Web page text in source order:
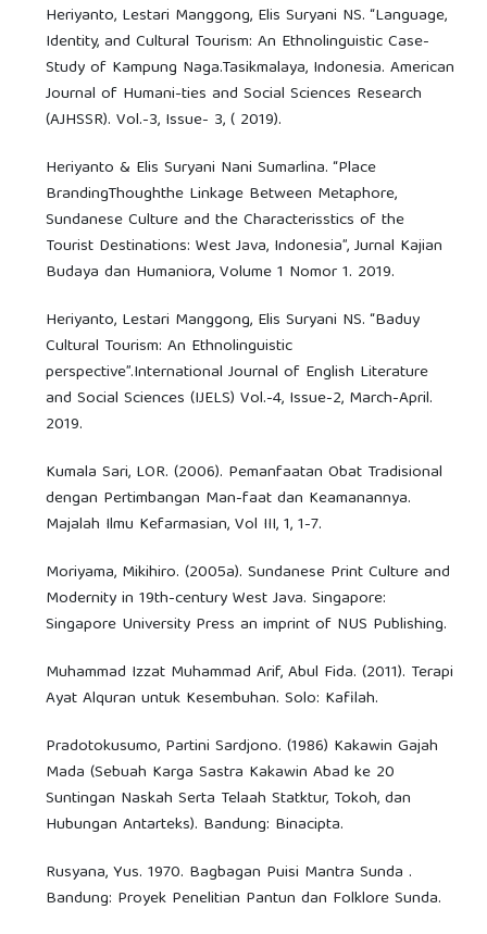
Heriyanto, Lestari Manggong, Elis Suryani NS. “Language,
Identity, and Cultural Tourism: An Ethnolinguistic Case-
Study of Kampung Naga.Tasikmalaya, Indonesia. American
Journal of Humani-ties and Social Sciences Research
(AJHSSR). Vol.-3, Issue- 3, ( 2019).
Heriyanto & Elis Suryani Nani Sumarlina. “Place
BrandingThoughthe Linkage Between Metaphore,
Sundanese Culture and the Characterisstics of the
Tourist Destinations: West Java, Indonesia”, Jurnal Kajian
Budaya dan Humaniora, Volume 1 Nomor 1. 2019.
Heriyanto, Lestari Manggong, Elis Suryani NS. “Baduy
Cultural Tourism: An Ethnolinguistic
perspective”.International Journal of English Literature
and Social Sciences (IJELS) Vol.-4, Issue-2, March-April.
2019.
Kumala Sari, LOR. (2006). Pemanfaatan Obat Tradisional
dengan Pertimbangan Man-faat dan Keamanannya.
Majalah Ilmu Kefarmasian, Vol III, 1, 1-7.
Moriyama, Mikihiro. (2005a). Sundanese Print Culture and
Modernity in 19th-century West Java. Singapore:
Singapore University Press an imprint of NUS Publishing.
Muhammad Izzat Muhammad Arif, Abul Fida. (2011). Terapi
Ayat Alquran untuk Kesembuhan. Solo: Kafilah.
Pradotokusumo, Partini Sardjono. (1986) Kakawin Gajah
Mada (Sebuah Karga Sastra Kakawin Abad ke 20
Suntingan Naskah Serta Telaah Statktur, Tokoh, dan
Hubungan Antarteks). Bandung: Binacipta.
Rusyana, Yus. 1970. Bagbagan Puisi Mantra Sunda .
Bandung: Proyek Penelitian Pantun dan Folklore Sunda.